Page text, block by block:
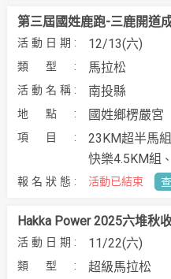
12/13(六)
馬拉松
南投縣
第三屆國姓鹿跑-三鹿開道
國姓鄉楞嚴宮
23KM超半馬組
快樂4.5KM組
活動已結束
11/22(六)
超級馬拉松
Hakka Power 2025六堆秋